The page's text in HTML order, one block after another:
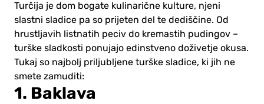
Turčija je dom bogate kulinarične kulture, njeni
slastni sladice pa so prijeten del te dediščine. Od
hrustljavih listnatih peciv do kremastih pudingov –
turške sladkosti ponujajo edinstveno doživetje okusa.
Tukaj so najbolj priljubljene turške sladice, ki jih ne
smete zamuditi:
1. Baklava